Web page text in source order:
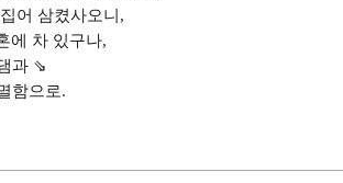
어 삼켰사오니,
에 차 있구나,
과 ⇘
함으로.